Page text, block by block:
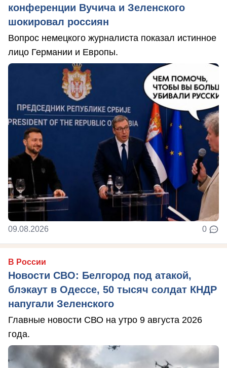
конференции Вучича и Зеленского
шокировал россиян
Вопрос немецкого журналиста показал истинное
лицо Германии и Европы.
09.08.2026 0
В России
Новости СВО: Белгород под атакой,
блэкаут в Одессе, 50 тысяч солдат КНДР
напугали Зеленского
Главные новости СВО на утро 9 августа 2026
года.